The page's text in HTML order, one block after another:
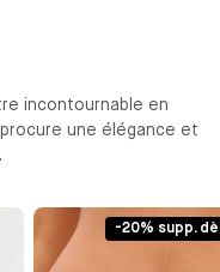
incontournable en
une élégance et
-20% supp.